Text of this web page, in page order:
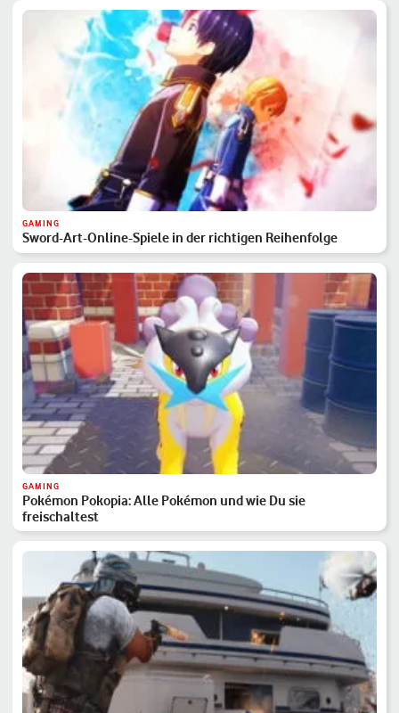
GAMING
Sword-Art-Online-Spiele in der richtigen Reihenfolge
GAMING
Pokémon Pokopia: Alle Pokémon und wie Du sie
freischaltest